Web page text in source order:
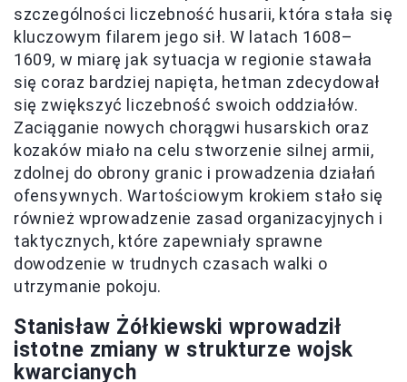
szczególności liczebność husarii, która stała się
kluczowym filarem jego sił. W latach 1608–
1609, w miarę jak sytuacja w regionie stawała
się coraz bardziej napięta, hetman zdecydował
się zwiększyć liczebność swoich oddziałów.
Zaciąganie nowych chorągwi husarskich oraz
kozaków miało na celu stworzenie silnej armii,
zdolnej do obrony granic i prowadzenia działań
ofensywnych. Wartościowym krokiem stało się
również wprowadzenie zasad organizacyjnych i
taktycznych, które zapewniały sprawne
dowodzenie w trudnych czasach walki o
utrzymanie pokoju.
Stanisław Żółkiewski wprowadził
istotne zmiany w strukturze wojsk
kwarcianych